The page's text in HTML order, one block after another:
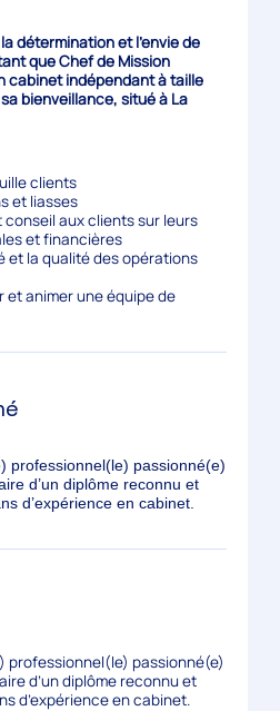
détermination et l’envie de
que Chef de Mission
cabinet indépendant à taille
bienveillance, situé à La
clients
et liasses
aux clients sur leurs
et financières
et la qualité des opérations
et animer une équipe de
professionnel(le) passionné(e)
d’un diplôme reconnu et
d’expérience en cabinet.
professionnel(le) passionné(e)
d’un diplôme reconnu et
d’expérience en cabinet.